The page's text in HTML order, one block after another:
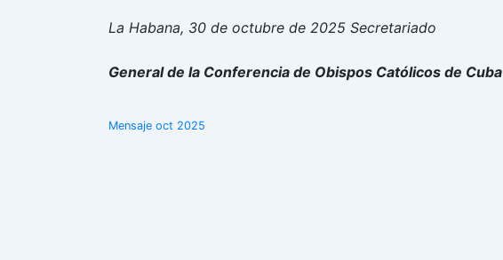
La Habana, 30 de octubre de 2025 Secretariado
General de la Conferencia de Obispos Católicos de Cuba
Mensaje oct 2025